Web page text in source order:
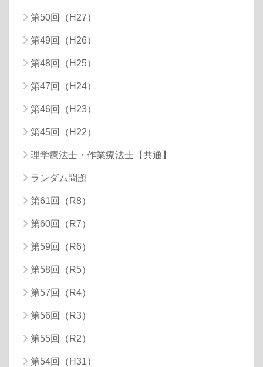
第50回（H27）
第49回（H26）
第48回（H25）
第47回（H24）
第46回（H23）
第45回（H22）
理学療法士・作業療法士【共通】
ランダム問題
第61回（R8）
第60回（R7）
第59回（R6）
第58回（R5）
第57回（R4）
第56回（R3）
第55回（R2）
第54回（H31）